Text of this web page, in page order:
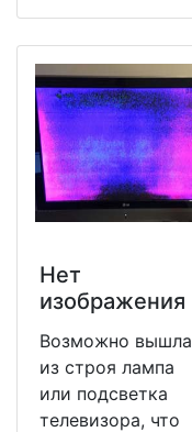
Нет
изображения
Возможно вышла
из строя лампа
или подсветка
телевизора, что